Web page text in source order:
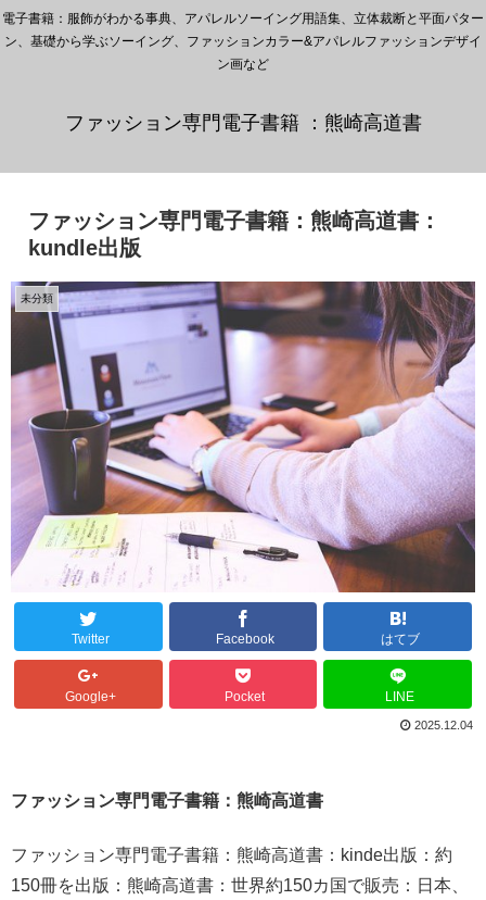
電子書籍：服飾がわかる事典、アパレルソーイング用語集、立体裁断と平面パター
ン、基礎から学ぶソーイング、ファッションカラー&アパレルファッションデザイ
ン画など
ファッション専門電子書籍 ：熊崎高道書
ファッション専門電子書籍：熊崎高道書：
kundle出版
未分類
Twitter Facebook はてブ
Google+ Pocket LINE
2025.12.04
ファッション専門電子書籍：熊崎高道書
ファッション専門電子書籍：熊崎高道書：kinde出版：約
150冊を出版：熊崎高道書：世界約150カ国で販売：日本、